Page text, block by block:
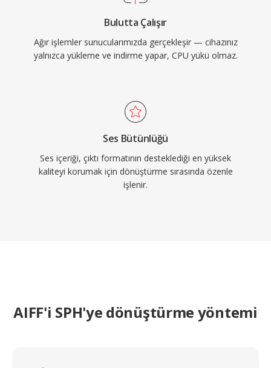
Bulutta Çalışır
Ağır işlemler sunucularımızda gerçekleşir — cihazınız
yalnızca yükleme ve indirme yapar, CPU yükü olmaz.
Ses Bütünlüğü
Ses içeriği, çıktı formatının desteklediği en yüksek
kaliteyi korumak için dönüştürme sırasında özenle
işlenir.
AIFF'i SPH'ye dönüştürme yöntemi